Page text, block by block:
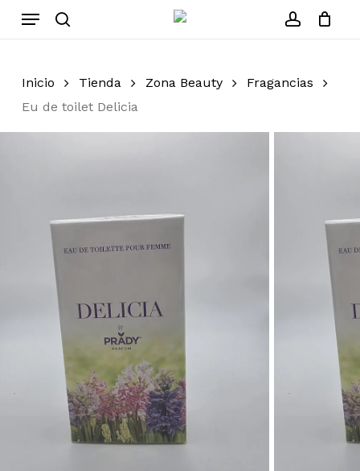
Menu
Inicio Tienda Zona Beauty
Fragancias
Eu de toilet Delicia